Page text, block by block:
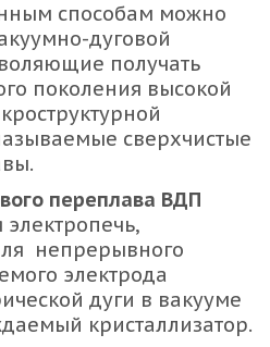
способам можно
дуговой
получать
поколения высокой
сверхчистые
переплава ВДП
непрерывного
электрода
дуги в вакууме
кристаллизатор.